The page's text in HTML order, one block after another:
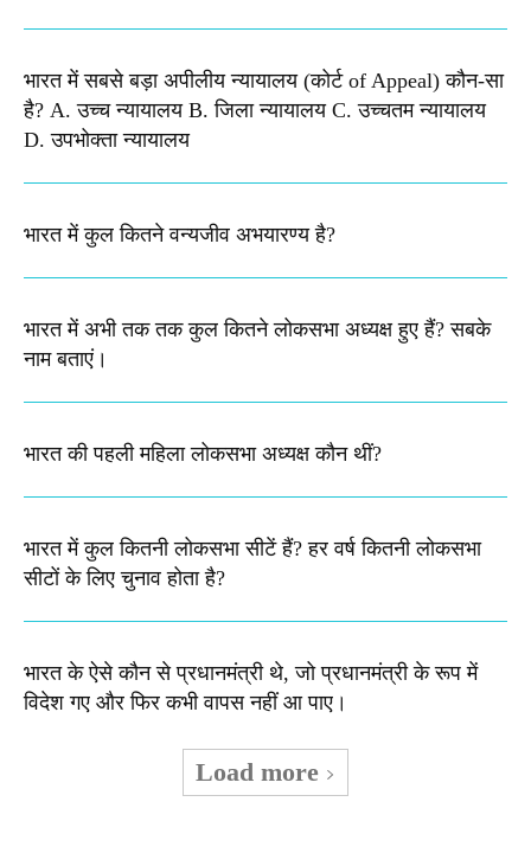
भारत में सबसे बड़ा अपीलीय न्यायालय (कोर्ट of Appeal) कौन-सा
है? A. उच्च न्यायालय B. जिला न्यायालय C. उच्चतम न्यायालय
D. उपभोक्ता न्यायालय
भारत में कुल कितने वन्यजीव अभयारण्य है?
भारत में अभी तक तक कुल कितने लोकसभा अध्यक्ष हुए हैं? सबके
नाम बताएं।
भारत की पहली महिला लोकसभा अध्यक्ष कौन थीं?
भारत में कुल कितनी लोकसभा सीटें हैं? हर वर्ष कितनी लोकसभा
सीटों के लिए चुनाव होता है?
भारत के ऐसे कौन से प्रधानमंत्री थे, जो प्रधानमंत्री के रूप में
विदेश गए और फिर कभी वापस नहीं आ पाए।
Load more